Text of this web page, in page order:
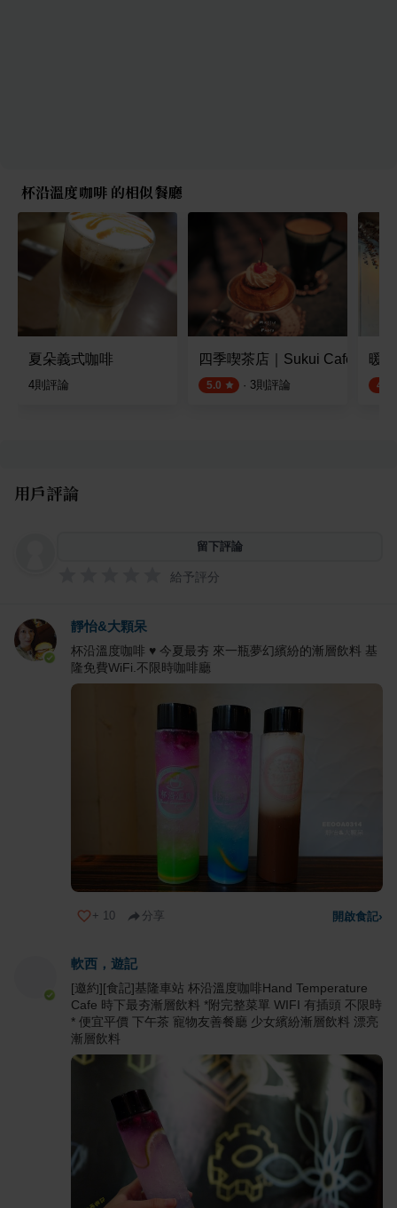
杯沿溫度咖啡 的相似餐廳
夏朵義式咖啡
4則評論
四季喫茶店｜Sukui Café
5.0 · 3則評論
暖
4.5
用戶評論
留下評論
給予評分
靜怡&大顆呆
杯沿溫度咖啡 ♥ 今夏最夯 來一瓶夢幻繽紛的漸層飲料 基
隆免費WiFi.不限時咖啡廳
+ 10 分享 開啟食記›
軟西，遊記
[邀約][食記]基隆車站 杯沿溫度咖啡Hand Temperature
Cafe 時下最夯漸層飲料 *附完整菜單 WIFI 有插頭 不限時
* 便宜平價 下午茶 寵物友善餐廳 少女繽紛漸層飲料 漂亮
漸層飲料